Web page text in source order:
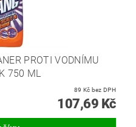
PROTI VODNÍMU
750 ML
89 Kč bez DPH
107,69 Kč